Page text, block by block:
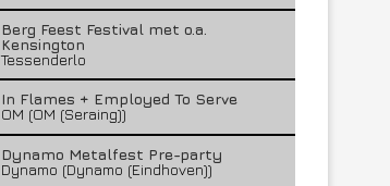
Berg Feest Festival met o.a.
Kensington
Tessenderlo
In Flames + Employed To Serve
OM (OM (Seraing))
Dynamo Metalfest Pre-party
Dynamo (Dynamo (Eindhoven))